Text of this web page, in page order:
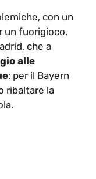
con un
un fuorigioco.
che a
alle
: per il Bayern
ribaltare la